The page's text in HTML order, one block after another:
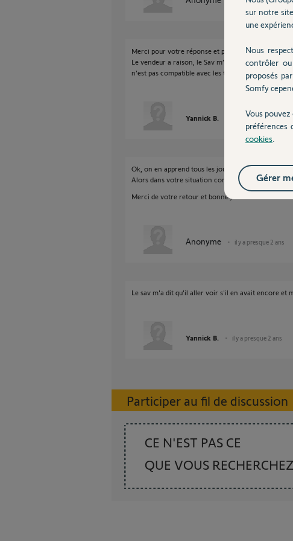
Merci pour votre réponse et pour le tel de Somfy.
Le vendeur a raison, le Sav m’a dit la même
n’est pas compatible avec les télécommandes
Yannick B. il y a presque 2 ans
Ok, on en apprend tous les jours.
Alors dans votre situation comment allez vous
Merci de votre retour et bonne journée.
Anonyme il y a presque 2 ans
Le sav m'a dit qu'il aller voir s'il en avait encore et
Yannick B. il y a presque 2 ans
Participer au fil de discussion
CE N'EST PAS CE
QUE VOUS RECHERCHEZ
sur notre
une
Nous
contrôler
proposés
Somfy
Vous
préférences
cookies
Gérer